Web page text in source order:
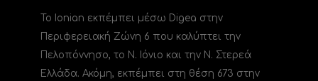
Το Ionian εκπέμπει μέσω Digea στην
Περιφερειακή Ζώνη 6 που καλύπτει την
Πελοπόννησο, το N. Ιόνιο και την Ν. Στερεά
Ελλάδα. Ακόμη, εκπέμπει στη θέση 673 στην